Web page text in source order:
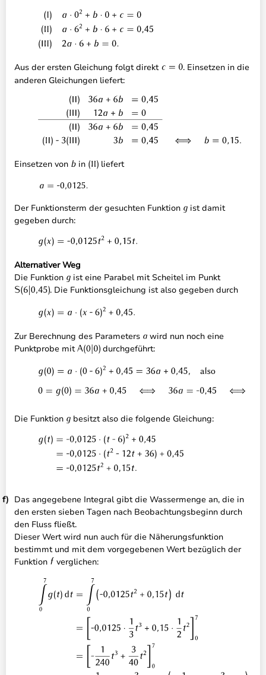
Aus der ersten Gleichung folgt direkt
. Einsetzen in die
anderen Gleichungen liefert:
Einsetzen von in liefert
Der Funktionsterm der gesuchten Funktion
ist damit
gegeben durch:
Alternativer Weg
Die Funktion
ist eine Parabel mit Scheitel im Punkt
. Die Funktionsgleichung ist also gegeben durch
Zur Berechnung des Parameters
wird nun noch eine
Punktprobe mit
durchgeführt:
Die Funktion besitzt also die folgende Gleichung:
Das angegebene Integral gibt die Wassermenge an, die in
den ersten sieben Tagen nach Beobachtungsbeginn durch
den Fluss fließt.
Dieser Wert wird nun auch für die Näherungsfunktion
bestimmt und mit dem vorgegebenen Wert bezüglich der
Funktion
verglichen: